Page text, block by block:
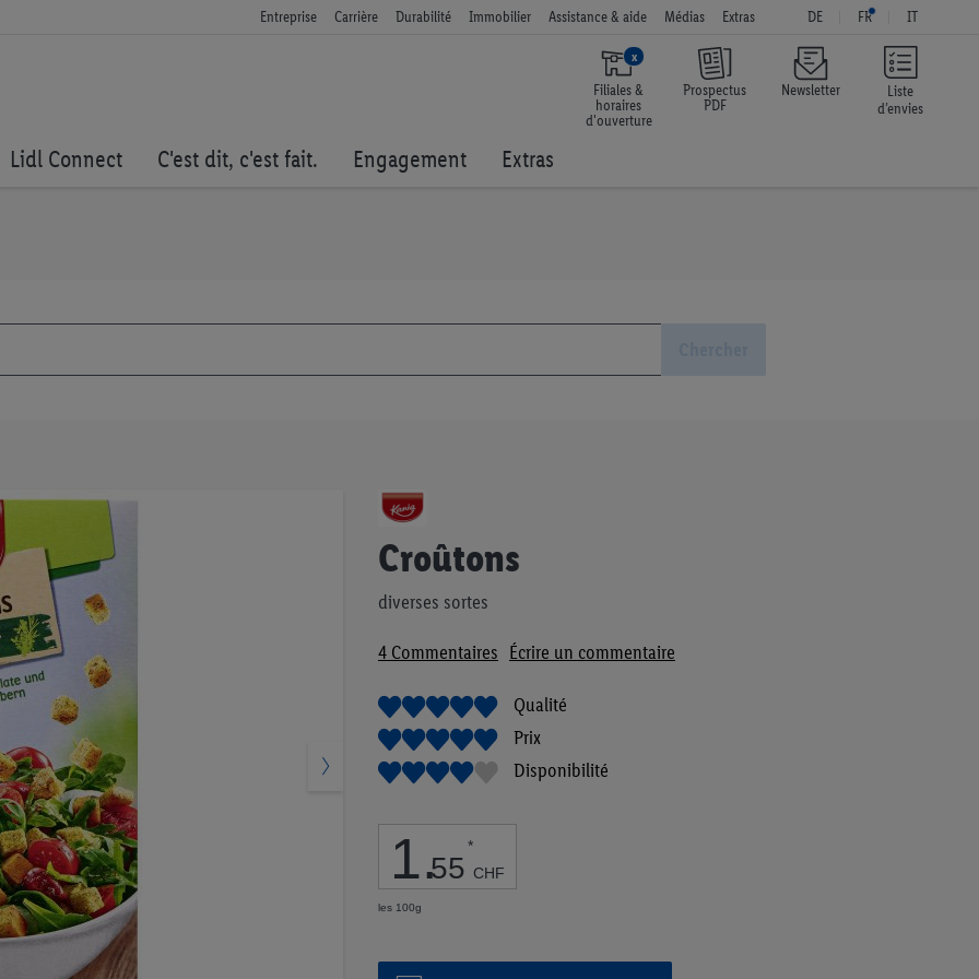
Liste
d’envies
Entreprise Carrière Durabilité Immobilier Assistance & aide Médias Extras DE FR IT
x
Filiales &
horaires
d'ouverture
Prospectus
PDF
Newsletter
Lidl Connect C'est dit, c'est fait. Engagement Extras
Croûtons
diverses sortes
4 Commentaires Écrire un commentaire
Qualité
Prix
Disponibilité
1.55
*
CHF
les 100g
Passer
début
Galerie